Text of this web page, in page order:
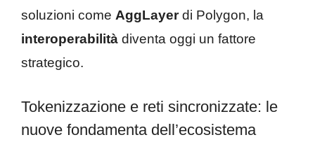
soluzioni come AggLayerdi Polygon, la
interoperabilità diventa oggi un fattore
strategico.
Tokenizzazione e reti sincronizzate: le
nuove fondamenta dell’ecosistema